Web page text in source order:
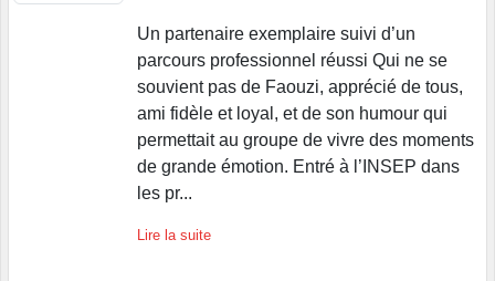
Un partenaire exemplaire suivi d’un
parcours professionnel réussi Qui ne se
souvient pas de Faouzi, apprécié de tous,
ami fidèle et loyal, et de son humour qui
permettait au groupe de vivre des moments
de grande émotion. Entré à l’INSEP dans
les pr...
Lire la suite